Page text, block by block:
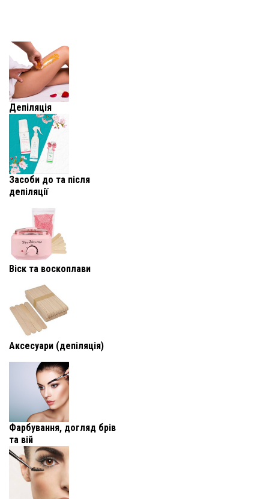
Депіляція
Засоби до та після
депіляції
Віск та воскоплави
Аксесуари (депіляція)
Фарбування, догляд брів
та вій